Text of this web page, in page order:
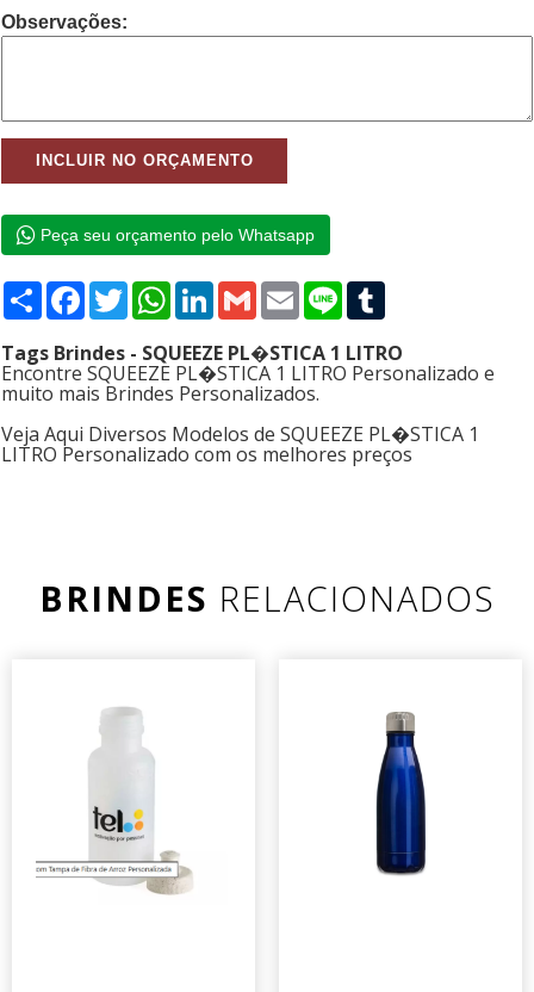
Observações:
Peça seu orçamento pelo Whatsapp
Compartilhar
Facebook
TwitterWhatsApp
LinkedIn
GmailEmailLine
Tags Brindes - SQUEEZE PL�STICA 1 LITRO
Encontre SQUEEZE PL�STICA 1 LITRO Personalizado e
muito mais Brindes Personalizados.
Veja Aqui Diversos Modelos de SQUEEZE PL�STICA 1
LITRO Personalizado com os melhores preços
BRINDES RELACIONADOS